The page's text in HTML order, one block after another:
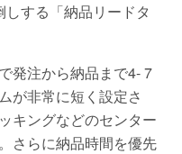
する「納品リードタ
発注から納品まで4- 7
が非常に短く設定さ
キングなどのセンター
さらに納品時間を優先